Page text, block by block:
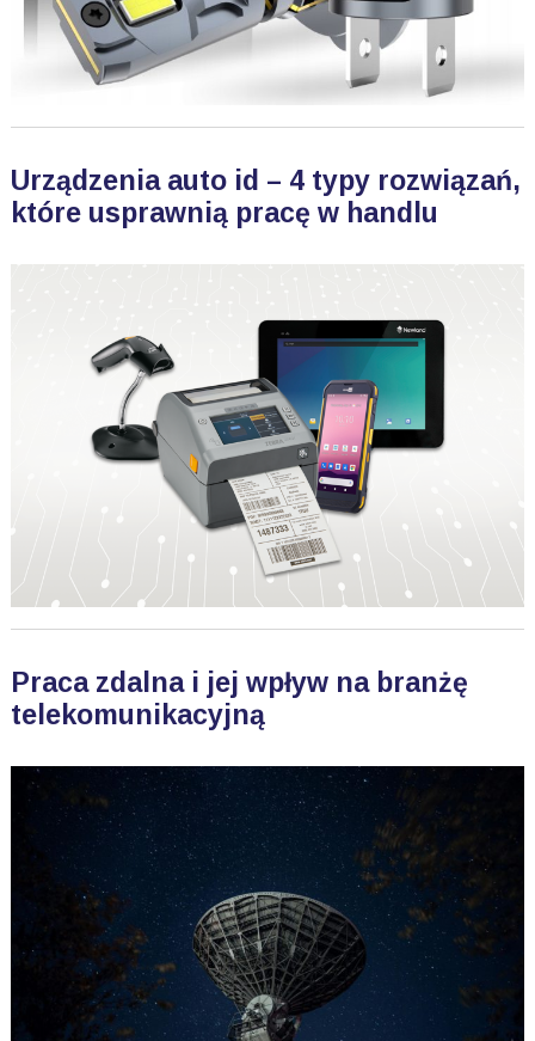
Urządzenia auto id – 4 typy rozwiązań,
które usprawnią pracę w handlu
Praca zdalna i jej wpływ na branżę
telekomunikacyjną